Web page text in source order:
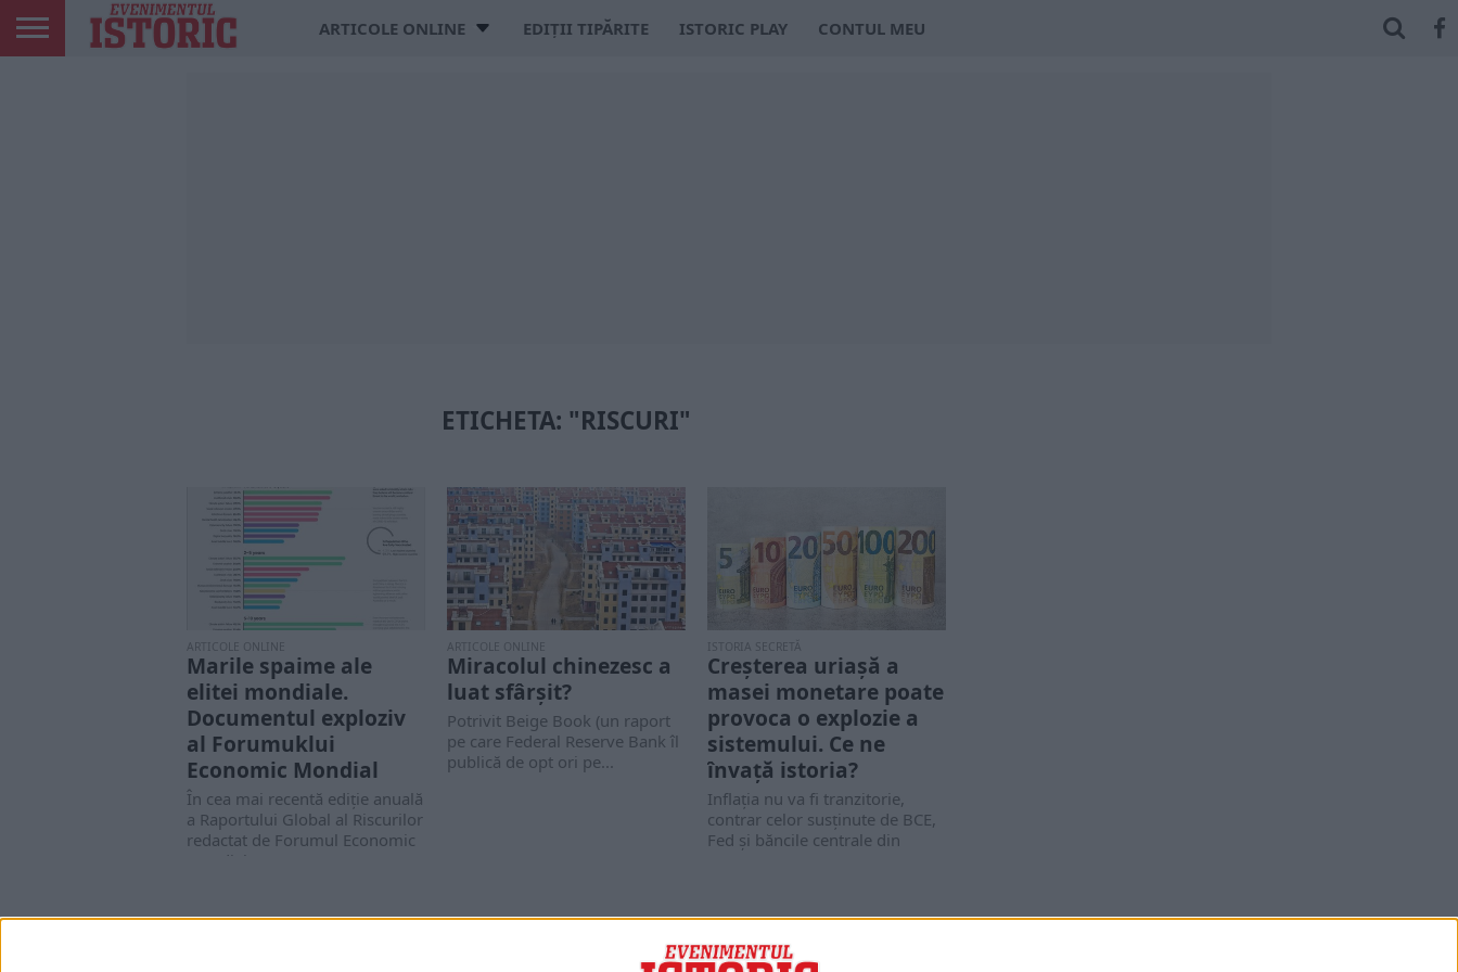
ARTICOLE ONLINE EDIȚII TIPĂRITE ISTORIC PLAY CONTUL MEU
ETICHETA: "RISCURI"
ARTICOLE ONLINE
Marile spaime ale
elitei mondiale.
Documentul exploziv
al Forumuklui
Economic Mondial
În cea mai recentă ediție anuală
a Raportului Global al Riscurilor
redactat de Forumul Economic
Mondial...
ARTICOLE ONLINE
Miracolul chinezesc a
luat sfârșit?
Potrivit Beige Book (un raport
pe care Federal Reserve Bank îl
publică de opt ori pe...
ISTORIA SECRETĂ
Creșterea uriașă a
masei monetare poate
provoca o explozie a
sistemului. Ce ne
învață istoria?
Inflația nu va fi tranzitorie,
contrar celor susținute de BCE,
Fed și băncile centrale din